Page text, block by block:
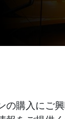
の購入にご興